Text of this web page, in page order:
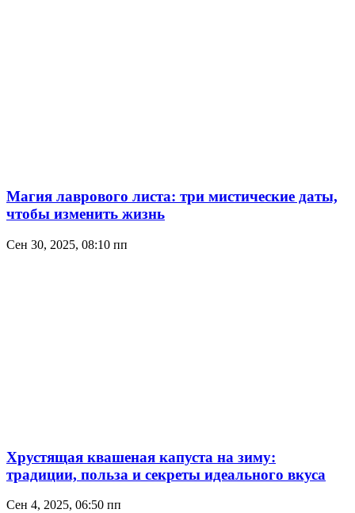
Магия лаврового листа: три мистические даты,
чтобы изменить жизнь
Сен 30, 2025, 08:10 пп
Хрустящая квашеная капуста на зиму:
традиции, польза и секреты идеального вкуса
Сен 4, 2025, 06:50 пп